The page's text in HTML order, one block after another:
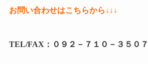
お問い合わせはこちらから↓↓↓
TEL/FAX：０９２－７１０－３５０